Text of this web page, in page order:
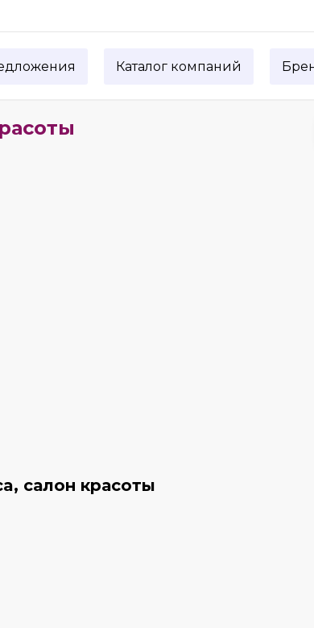
Каталог компаний
салон красоты